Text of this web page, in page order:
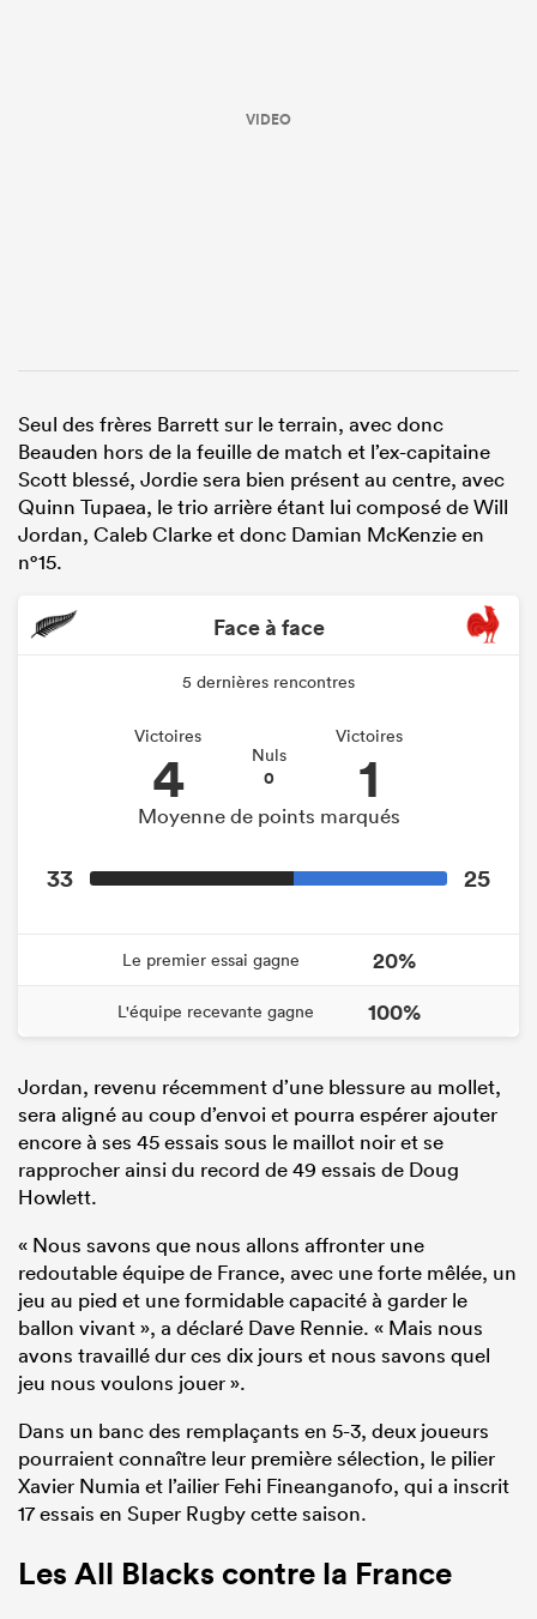
VIDEO
Seul des frères Barrett sur le terrain, avec donc
Beauden hors de la feuille de match et l’ex-capitaine
Scott blessé, Jordie sera bien présent au centre, avec
Quinn Tupaea, le trio arrière étant lui composé de Will
Jordan, Caleb Clarke et donc Damian McKenzie en
n°15.
Face à face
5 dernières rencontres
Victoires
4 Nuls
0
Victoires
1
Moyenne de points marqués
33 25
Le premier essai gagne 20%
L'équipe recevante gagne 100%
Jordan, revenu récemment d’une blessure au mollet,
sera aligné au coup d’envoi et pourra espérer ajouter
encore à ses 45 essais sous le maillot noir et se
rapprocher ainsi du record de 49 essais de Doug
Howlett.
« Nous savons que nous allons affronter une
redoutable équipe de France, avec une forte mêlée, un
jeu au pied et une formidable capacité à garder le
ballon vivant », a déclaré Dave Rennie. « Mais nous
avons travaillé dur ces dix jours et nous savons quel
jeu nous voulons jouer ».
Dans un banc des remplaçants en 5-3, deux joueurs
pourraient connaître leur première sélection, le pilier
Xavier Numia et l’ailier Fehi Fineanganofo, qui a inscrit
17 essais en Super Rugby cette saison.
Les All Blacks contre la France